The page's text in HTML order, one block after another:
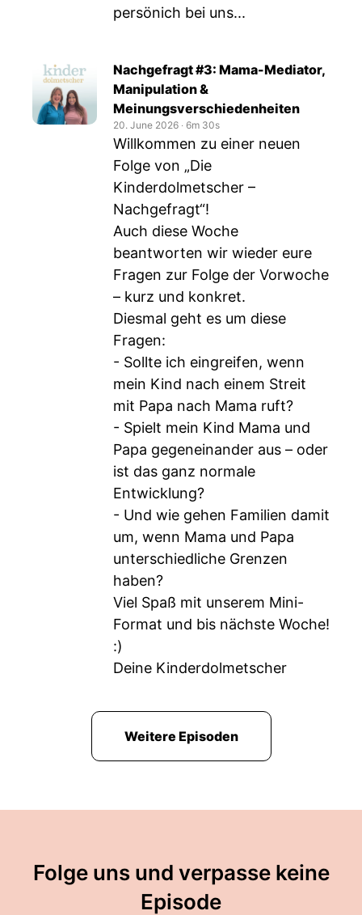
persönich bei uns...
Nachgefragt #3: Mama-Mediator,
Manipulation &
Meinungsverschiedenheiten
20. June 2026 ‧ 6m 30s
Willkommen zu einer neuen
Folge von „Die
Kinderdolmetscher –
Nachgefragt“!
Auch diese Woche
beantworten wir wieder eure
Fragen zur Folge der Vorwoche
– kurz und konkret.
Diesmal geht es um diese
Fragen:
- Sollte ich eingreifen, wenn
mein Kind nach einem Streit
mit Papa nach Mama ruft?
- Spielt mein Kind Mama und
Papa gegeneinander aus – oder
ist das ganz normale
Entwicklung?
- Und wie gehen Familien damit
um, wenn Mama und Papa
unterschiedliche Grenzen
haben?
Viel Spaß mit unserem Mini-
Format und bis nächste Woche!
:)
Deine Kinderdolmetscher
Weitere Episoden
Folge uns und verpasse keine
Episode